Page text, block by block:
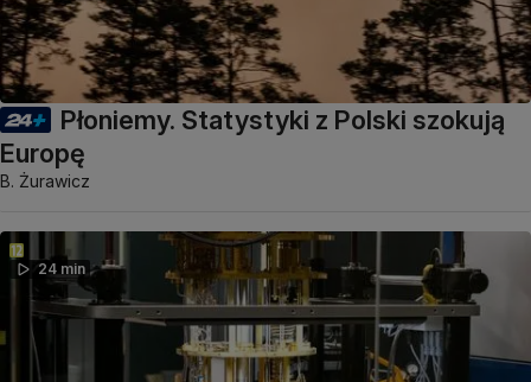
Płoniemy. Statystyki z Polski szokują
Europę
B. Żurawicz
24 min